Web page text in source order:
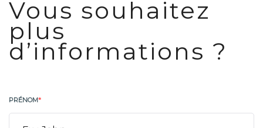
Vous souhaitez
plus
d’informations ?
PRÉNOM*